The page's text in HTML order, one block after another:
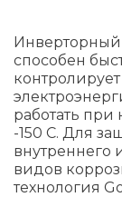
способен
работать при
-150 С. Для
внутреннего
видов
технология